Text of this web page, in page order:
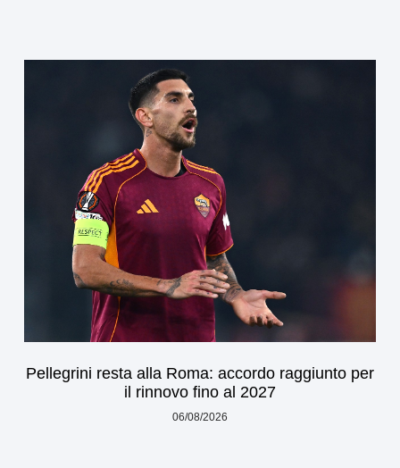
Pellegrini resta alla Roma: accordo raggiunto per
il rinnovo fino al 2027
06/08/2026